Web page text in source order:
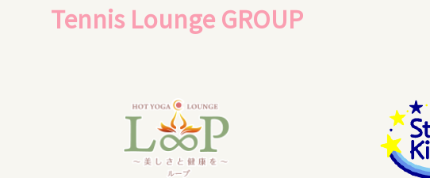
Tennis Lounge GROUP